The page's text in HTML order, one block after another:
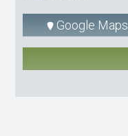
Google Maps